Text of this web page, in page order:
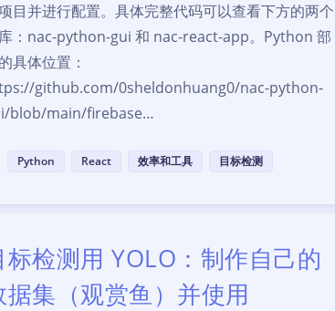
目并进行配置。具体完整代码可以查看下方的两个
：nac-python-gui 和 nac-react-app。Python 部
具体位置：
github.com/0sheldonhuang0/nac-python-
blob/main/firebase…
Python React 效率和工具 目标检测
标检测用 YOLO：制作自己的
据集（观赏鱼）并使用